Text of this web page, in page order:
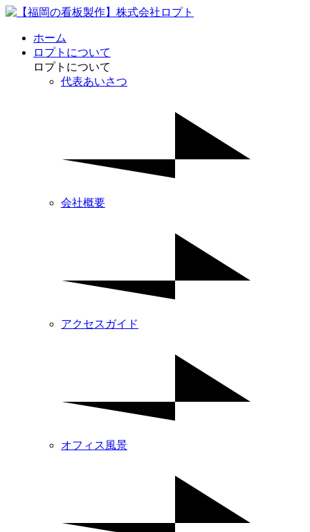
ホーム
ロプトについて
ロプトについて
代表あいさつ
会社概要
アクセスガイド
オフィス風景